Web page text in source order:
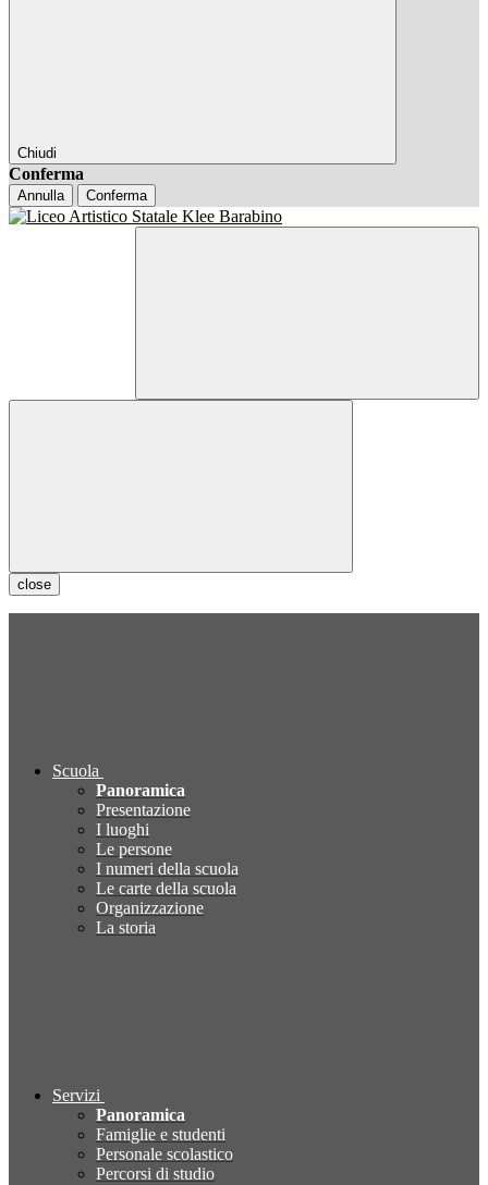
Chiudi
Conferma
Annulla Conferma
close
Scuola
Panoramica
Presentazione
I luoghi
Le persone
I numeri della scuola
Le carte della scuola
Organizzazione
La storia
Servizi
Panoramica
Famiglie e studenti
Personale scolastico
Percorsi di studio